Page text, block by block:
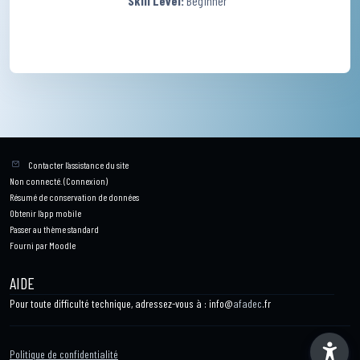
Contacter l’assistance du site
Non connecté. (Connexion)
Résumé de conservation de données
Obtenir l’app mobile
Passer au thème standard
Fourni par Moodle
AIDE
Pour toute difficulté technique, adressez-vous à : info@afadec.fr
Politique de confidentialité